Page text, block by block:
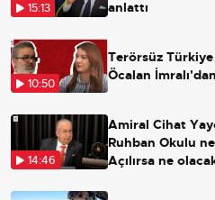
15:13
anlattı
10:50
Terörsüz
Öcalan
14:46
Amiral Cihat
Ruhban Okulu
Açılırsa ne